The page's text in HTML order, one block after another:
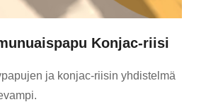
Konjac-riisi
ja konjac-riisin yhdistelmä